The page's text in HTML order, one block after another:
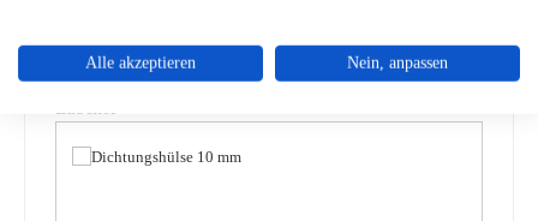
Alle akzeptieren Nein, anpassen